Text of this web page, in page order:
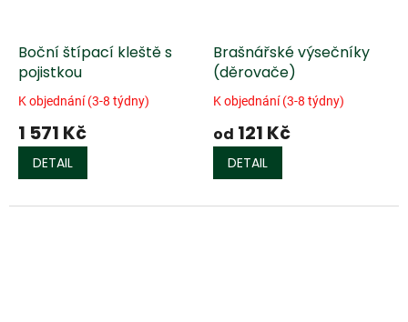
Boční štípací kleště s
pojistkou
K objednání (3-8 týdny)
1 571 Kč
DETAIL
Brašnářské výsečníky
(děrovače)
K objednání (3-8 týdny)
od 121 Kč
DETAIL